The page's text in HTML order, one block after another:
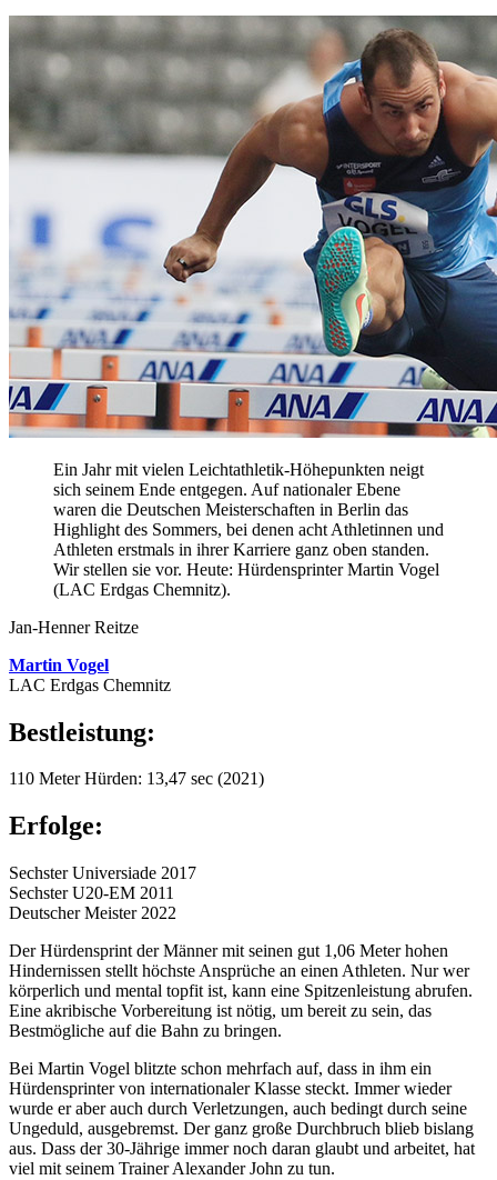
Ein Jahr mit vielen Leichtathletik-Höhepunkten neigt
sich seinem Ende entgegen. Auf nationaler Ebene
waren die Deutschen Meisterschaften in Berlin das
Highlight des Sommers, bei denen acht Athletinnen und
Athleten erstmals in ihrer Karriere ganz oben standen.
Wir stellen sie vor. Heute: Hürdensprinter Martin Vogel
(LAC Erdgas Chemnitz).
Jan-Henner Reitze
Martin Vogel
LAC Erdgas Chemnitz
Bestleistung:
110 Meter Hürden: 13,47 sec (2021)
Erfolge:
Sechster Universiade 2017
Sechster U20-EM 2011
Deutscher Meister 2022
Der Hürdensprint der Männer mit seinen gut 1,06 Meter hohen
Hindernissen stellt höchste Ansprüche an einen Athleten. Nur wer
körperlich und mental topfit ist, kann eine Spitzenleistung abrufen.
Eine akribische Vorbereitung ist nötig, um bereit zu sein, das
Bestmögliche auf die Bahn zu bringen.
Bei Martin Vogel blitzte schon mehrfach auf, dass in ihm ein
Hürdensprinter von internationaler Klasse steckt. Immer wieder
wurde er aber auch durch Verletzungen, auch bedingt durch seine
Ungeduld, ausgebremst. Der ganz große Durchbruch blieb bislang
aus. Dass der 30-Jährige immer noch daran glaubt und arbeitet, hat
viel mit seinem Trainer Alexander John zu tun.